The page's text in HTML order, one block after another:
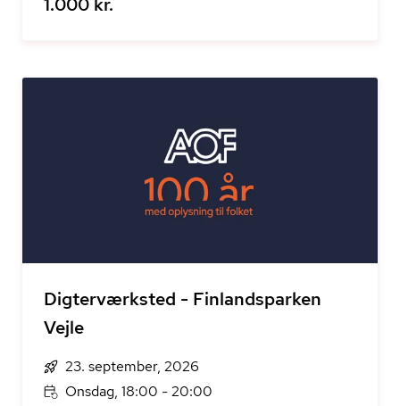
Digterværksted - Finlandsparken
Vejle
23. september, 2026
Onsdag, 18:00 - 20:00